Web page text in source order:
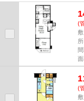
ています。こちらはマンション
(
(